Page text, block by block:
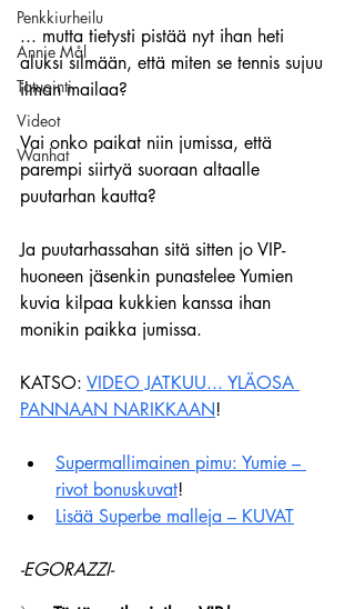
Penkkiurheilu
Annie Mål
Tatuointi
Videot
Wanhat
... mutta tietysti pistää nyt ihan heti
aluksi silmään, että miten se tennis sujuu
ilman mailaa?
Vai onko paikat niin jumissa, että
parempi siirtyä suoraan altaalle
puutarhan kautta?
Ja puutarhassahan sitä sitten jo VIP-
huoneen jäsenkin punastelee Yumien
kuvia kilpaa kukkien kanssa ihan
monikin paikka jumissa.
KATSO: VIDEO JATKUU... YLÄOSA
PANNAAN NARIKKAAN!
Supermallimainen pimu: Yumie –
rivot bonuskuvat!
Lisää Superbe malleja – KUVAT
-EGORAZZI-